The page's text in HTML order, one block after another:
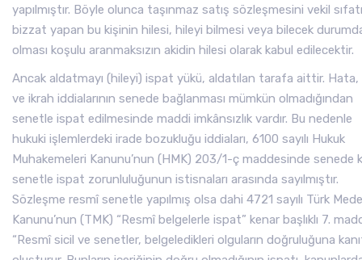
yapılmıştır. Böyle olunca taşınmaz satış sözleşmesini vekil
bizzat yapan bu kişinin hilesi, hileyi bilmesi veya bilecek
olması koşulu aranmaksızın akidin hilesi olarak kabul edilecektir.
Ancak aldatmayı (hileyi) ispat yükü, aldatılan tarafa aittir. Hata,
ve ikrah iddialarının senede bağlanması mümkün olmadığından
senetle ispat edilmesinde maddi imkânsızlık vardır. Bu nedenle
hukuki işlemlerdeki irade bozukluğu iddiaları, 6100 sayılı Hukuk
Muhakemeleri Kanunu’nun (HMK) 203/1-ç maddesinde senede
senetle ispat zorunluluğunun istisnaları arasında sayılmıştır.
Sözleşme resmî senetle yapılmış olsa dahi 4721 sayılı Türk
Kanunu’nun (TMK) “Resmî belgelerle ispat” kenar başlıklı 7.
“Resmî sicil ve senetler, belgeledikleri olguların doğruluğuna